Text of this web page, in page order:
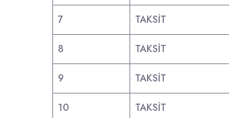
7 TAKSİT
8 TAKSİT
9 TAKSİT
10 TAKSİT